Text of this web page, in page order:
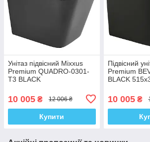
Унітаз підвісний Mixxus
Premium QUADRO-0301-
T3 BLACK
змивання TORNADO 3.0
(MP65
10 005 ₴ 12 006 ₴
Купити
Підвісний
Premium
BLACK
3.0 (MP659
10 005₴